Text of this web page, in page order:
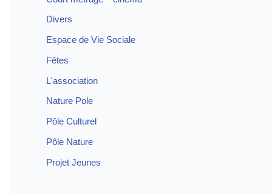
Divers
Espace de Vie Sociale
Fêtes
L'association
Nature Pole
Pôle Culturel
Pôle Nature
Projet Jeunes